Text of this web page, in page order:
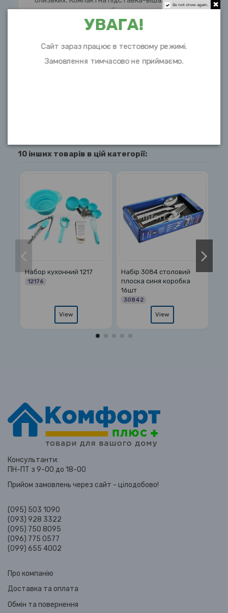
допоможе тримати набір в порядку і
Розгорнути опис
10 інших товарів в цій категорії:
Набір 3084 столовий
плоска синя коробка
Набор кухонний 0230
бронза
00230
Набор
Консультанти:
ПН-ПТ з 9-00 до 18-00
Прийом замовлень через сайт - цілодобово!
(095) 503 1090
(093) 928 3322
(095) 750 8095
(096) 775 0577
(099) 655 4002
Про компанію
Доставка та оплата
Обмін та повернення
Do not show again.
УВАГА!
Сайт зараз працює в тестовому режимі.
Замовлення тимчасово не приймаємо.